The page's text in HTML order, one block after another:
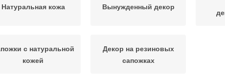
Натуральная кожа Вынужденный декор
с натуральной
кожей
Декор на резиновых
сапожках